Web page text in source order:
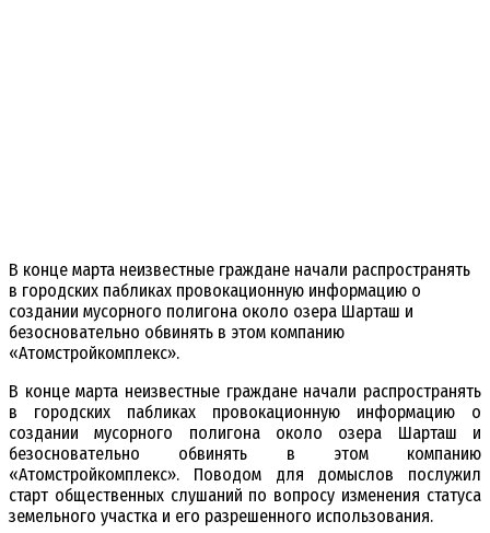
В конце марта неизвестные граждане начали распространять
в городских пабликах провокационную информацию о
создании мусорного полигона около озера Шарташ и
безосновательно обвинять в этом компанию
«Атомстройкомплекс».
В конце марта неизвестные граждане начали распространять
в городских пабликах провокационную информацию о
создании мусорного полигона около озера Шарташ и
безосновательно обвинять в этом компанию
«Атомстройкомплекс». Поводом для домыслов послужил
старт общественных слушаний по вопросу изменения статуса
земельного участка и его разрешенного использования.